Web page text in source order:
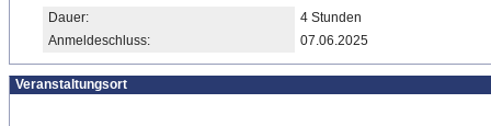
Dauer:
4 Stunden
Anmeldeschluss:
07.06.2025
Veranstaltungsort